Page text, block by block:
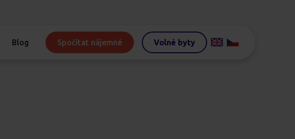
Blog Spočítat nájemné Volné byty